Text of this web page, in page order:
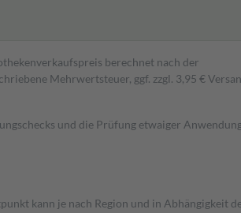
berechnet nach der
Mehrwertsteuer, ggf. zzgl. 3,95 €
und die Prüfung etwaiger
kann je nach Region und in Abhängigkeit